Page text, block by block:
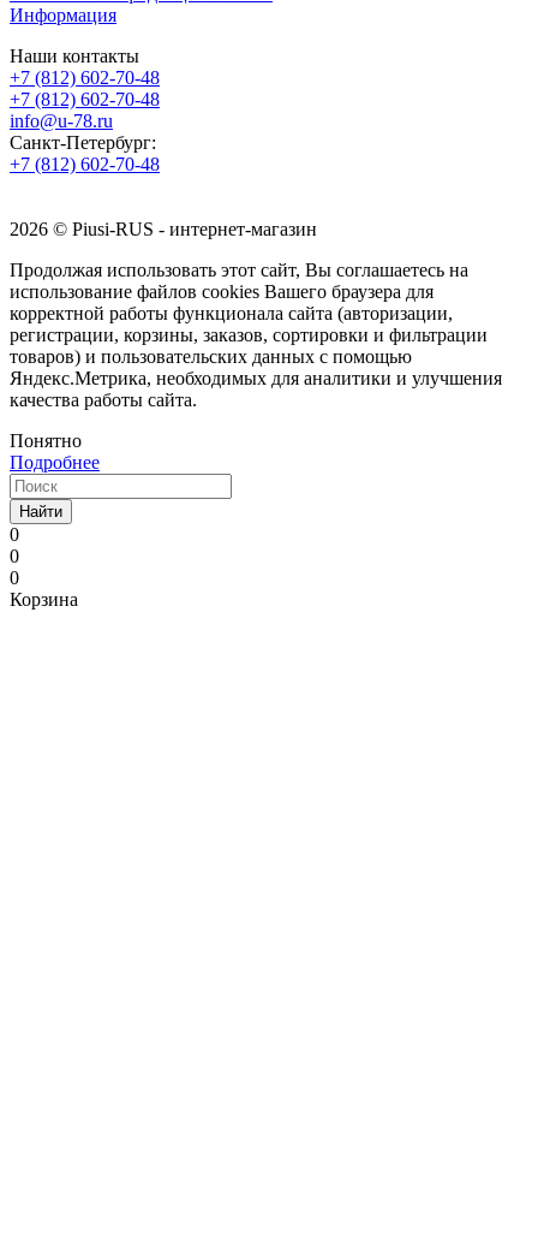
Информация
Наши контакты
+7 (812) 602-70-48
+7 (812) 602-70-48
info@u-78.ru
Санкт-Петербург:
+7 (812) 602-70-48
2026 © Piusi-RUS - интернет-магазин
Продолжая использовать этот сайт, Вы соглашаетесь на
использование файлов cookies Вашего браузера для
корректной работы функционала сайта (авторизации,
регистрации, корзины, заказов, сортировки и фильтрации
товаров) и пользовательских данных с помощью
Яндекс.Метрика, необходимых для аналитики и улучшения
качества работы сайта.
Понятно
Подробнее
Найти
0
0
0
Корзина